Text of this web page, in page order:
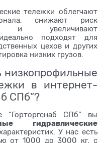
тележки облегчают
снижают риск
и увеличивают
подходят для
цехов и других
низких грузов.
низкопрофильные
в интернет-
СПб”?
“Горторгснаб СПб” вы
гидравлические
У нас есть
от 1000 до 3000 кг, с